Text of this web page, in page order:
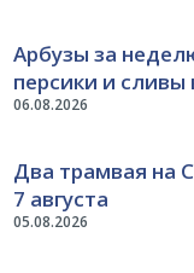
06.08.2026
Арбузы за
персики и сливы
05.08.2026
Два трамвая на
7 августа